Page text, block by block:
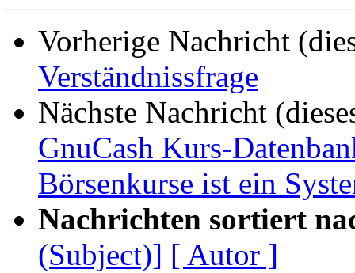
Vorherige Nachricht
Verständnissfrage
Nächste Nachricht
GnuCash Kurs-
Börsenkurse ist ein
Nachrichten sortiert
(Subject)] [ Autor ]